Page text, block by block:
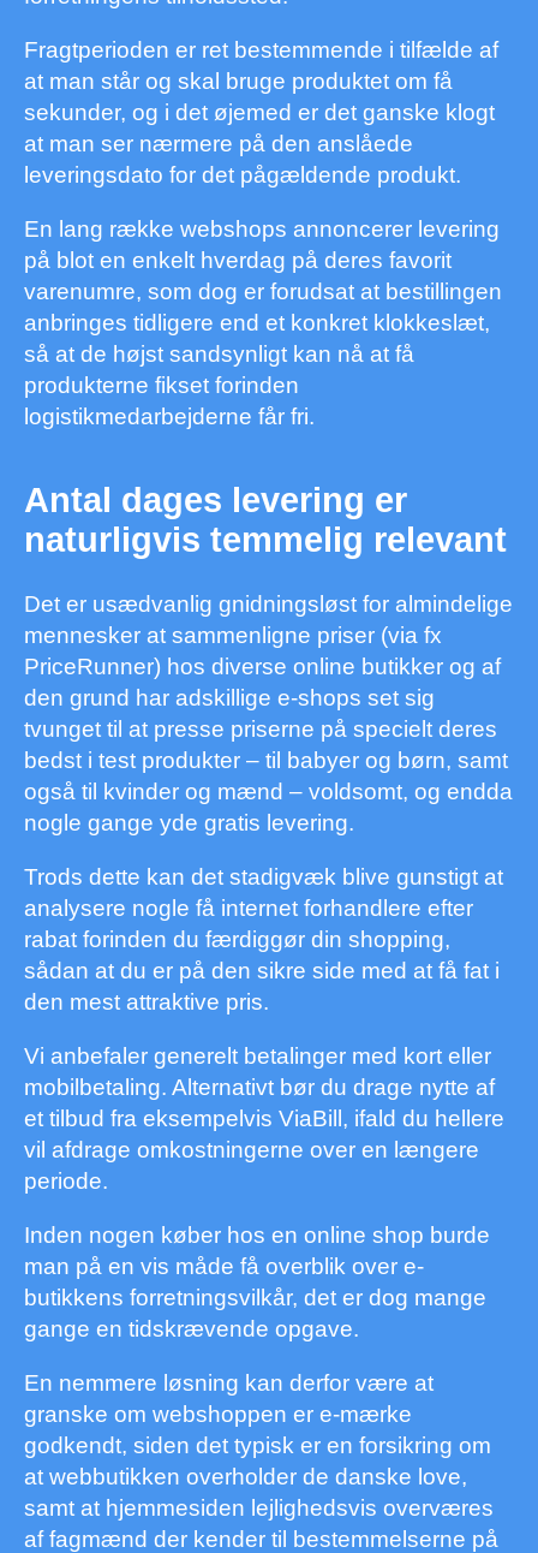
Fragtperioden er ret bestemmende i tilfælde af
at man står og skal bruge produktet om få
sekunder, og i det øjemed er det ganske klogt
at man ser nærmere på den anslåede
leveringsdato for det pågældende produkt.
En lang række webshops annoncerer levering
på blot en enkelt hverdag på deres favorit
varenumre, som dog er forudsat at bestillingen
anbringes tidligere end et konkret klokkeslæt,
så at de højst sandsynligt kan nå at få
produkterne fikset forinden
logistikmedarbejderne får fri.
Antal dages levering er
naturligvis temmelig relevant
Det er usædvanlig gnidningsløst for almindelige
mennesker at sammenligne priser (via fx
PriceRunner) hos diverse online butikker og af
den grund har adskillige e-shops set sig
tvunget til at presse priserne på specielt deres
bedst i test produkter – til babyer og børn, samt
også til kvinder og mænd – voldsomt, og endda
nogle gange yde gratis levering.
Trods dette kan det stadigvæk blive gunstigt at
analysere nogle få internet forhandlere efter
rabat forinden du færdiggør din shopping,
sådan at du er på den sikre side med at få fat i
den mest attraktive pris.
Vi anbefaler generelt betalinger med kort eller
mobilbetaling. Alternativt bør du drage nytte af
et tilbud fra eksempelvis ViaBill, ifald du hellere
vil afdrage omkostningerne over en længere
periode.
Inden nogen køber hos en online shop burde
man på en vis måde få overblik over e-
butikkens forretningsvilkår, det er dog mange
gange en tidskrævende opgave.
En nemmere løsning kan derfor være at
granske om webshoppen er e-mærke
godkendt, siden det typisk er en forsikring om
at webbutikken overholder de danske love,
samt at hjemmesiden lejlighedsvis overværes
af fagmænd der kender til bestemmelserne på